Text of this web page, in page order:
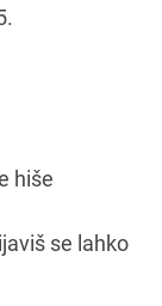
hiše
se lahko